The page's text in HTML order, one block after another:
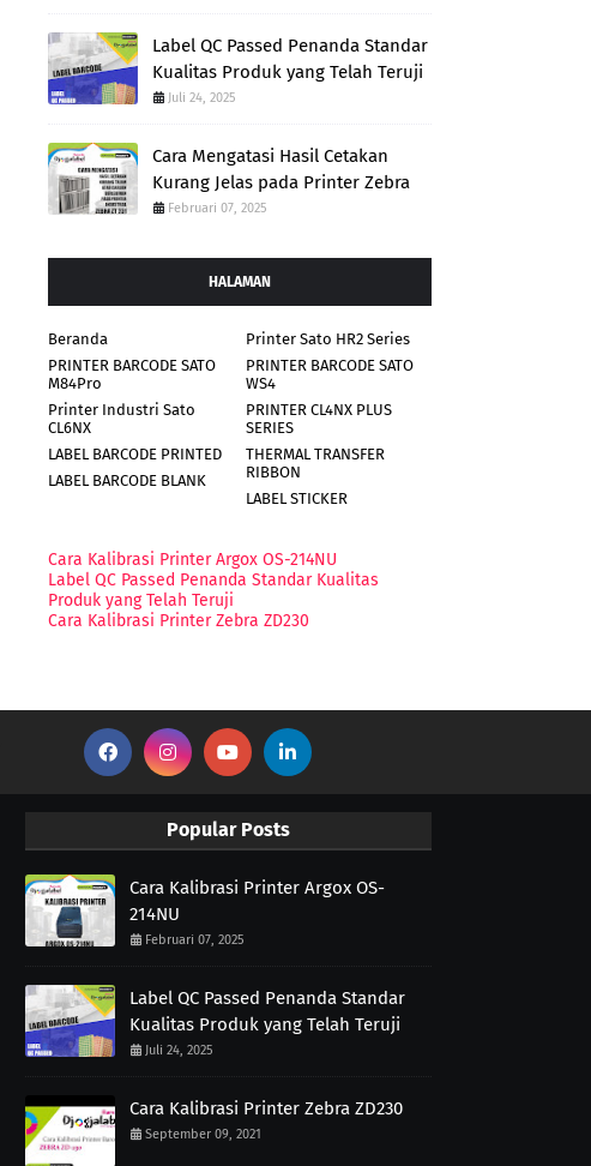
Label QC Passed Penanda Standar
Kualitas Produk yang Telah Teruji
Juli 24, 2025
Cara Mengatasi Hasil Cetakan
Kurang Jelas pada Printer Zebra
Februari 07, 2025
HALAMAN
Beranda
Printer Sato HR2 Series
PRINTER BARCODE SATO
M84Pro
PRINTER BARCODE SATO
WS4
Printer Industri Sato
CL6NX
PRINTER CL4NX PLUS
SERIES
LABEL BARCODE PRINTED
THERMAL TRANSFER
RIBBON
LABEL BARCODE BLANK
LABEL STICKER
Cara Kalibrasi Printer Argox OS-214NU
Label QC Passed Penanda Standar Kualitas
Produk yang Telah Teruji
Cara Kalibrasi Printer Zebra ZD230
Popular Posts
Cara Kalibrasi Printer Argox OS-
214NU
Februari 07, 2025
Label QC Passed Penanda Standar
Kualitas Produk yang Telah Teruji
Juli 24, 2025
Cara Kalibrasi Printer Zebra ZD230
September 09, 2021